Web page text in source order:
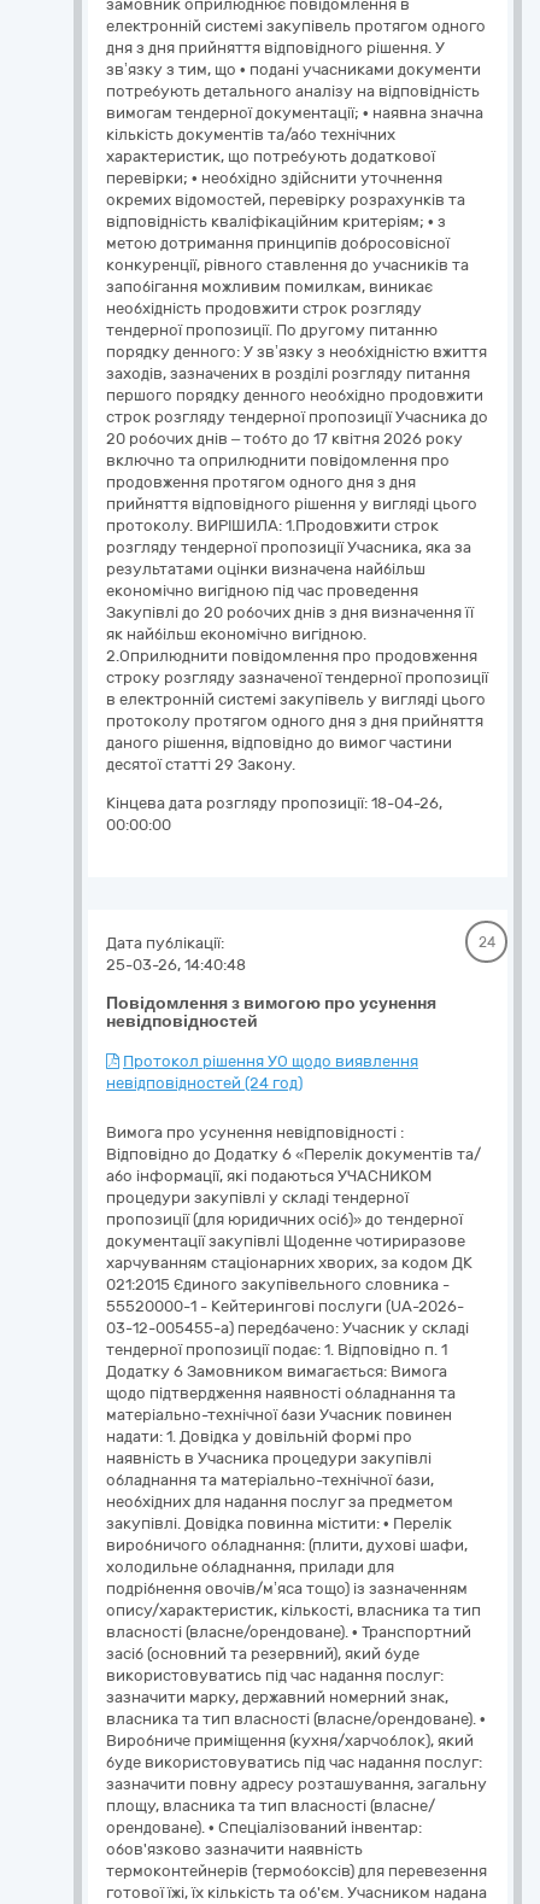
замовник оприлюднює повідомлення в
електронній системі закупівель протягом одного
дня з дня прийняття відповідного рішення. У
зв’язку з тим, що • подані учасниками документи
потребують детального аналізу на відповідність
вимогам тендерної документації; • наявна значна
кількість документів та/або технічних
характеристик, що потребують додаткової
перевірки; • необхідно здійснити уточнення
окремих відомостей, перевірку розрахунків та
відповідність кваліфікаційним критеріям; • з
метою дотримання принципів добросовісної
конкуренції, рівного ставлення до учасників та
запобігання можливим помилкам, виникає
необхідність продовжити строк розгляду
тендерної пропозиції. По другому питанню
порядку денного: У зв’язку з необхідністю вжиття
заходів, зазначених в розділі розгляду питання
першого порядку денного необхідно продовжити
строк розгляду тендерної пропозиції Учасника до
20 робочих днів – тобто до 17 квітня 2026 року
включно та оприлюднити повідомлення про
продовження протягом одного дня з дня
прийняття відповідного рішення у вигляді цього
протоколу. ВИРІШИЛА: 1.Продовжити строк
розгляду тендерної пропозиції Учасника, яка за
результатами оцінки визначена найбільш
економічно вигідною під час проведення
Закупівлі до 20 робочих днів з дня визначення її
як найбільш економічно вигідною.
2.Оприлюднити повідомлення про продовження
строку розгляду зазначеної тендерної пропозиції
в електронній системі закупівель у вигляді цього
протоколу протягом одного дня з дня прийняття
даного рішення, відповідно до вимог частини
десятої статті 29 Закону.
Кінцева дата розгляду пропозиції: 18-04-26,
00:00:00
Повідомлення з вимогою про усунення
невідповідностей
Дата публікації:
25-03-26, 14:40:48
24
Протокол рішення УО щодо виявлення
невідповідностей (24 год)
Вимога про усунення невідповідності :
Відповідно до Додатку 6 «Перелік документів та/
або інформації, які подаються УЧАСНИКОМ
процедури закупівлі у складі тендерної
пропозиції (для юридичних осіб)» до тендерної
документації закупівлі Щоденне чотириразове
харчуванням стаціонарних хворих, за кодом ДК
021:2015 Єдиного закупівельного словника -
55520000-1 - Кейтерингові послуги (UA-2026-
03-12-005455-a) передбачено: Учасник у складі
тендерної пропозиції подає: 1. Відповідно п. 1
Додатку 6 Замовником вимагається: Вимога
щодо підтвердження наявності обладнання та
матеріально-технічної бази Учасник повинен
надати: 1. Довідка у довільній формі про
наявність в Учасника процедури закупівлі
обладнання та матеріально-технічної бази,
необхідних для надання послуг за предметом
закупівлі. Довідка повинна містити: • Перелік
виробничого обладнання: (плити, духові шафи,
холодильне обладнання, прилади для
подрібнення овочів/м’яса тощо) із зазначенням
опису/характеристик, кількості, власника та тип
власності (власне/орендоване). • Транспортний
засіб (основний та резервний), який буде
використовуватись під час надання послуг:
зазначити марку, державний номерний знак,
власника та тип власності (власне/орендоване). •
Виробниче приміщення (кухня/харчоблок), який
буде використовуватись під час надання послуг:
зазначити повну адресу розташування, загальну
площу, власника та тип власності (власне/
орендоване). • Спеціалізований інвентар:
обов'язково зазначити наявність
термоконтейнерів (термобоксів) для перевезення
готової їжі, їх кількість та об'єм. Учасником надана